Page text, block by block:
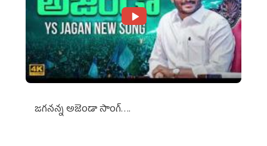
జగనన్న అజెండా సాంగ్….